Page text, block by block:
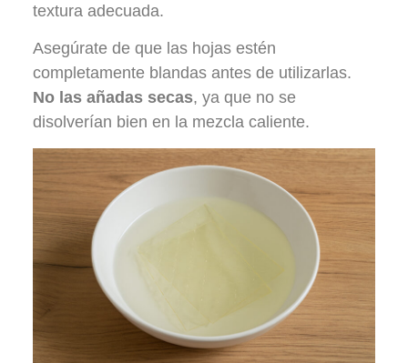
textura adecuada.
Asegúrate de que las hojas estén
completamente blandas antes de utilizarlas.
No las añadas secas, ya que no se
disolverían bien en la mezcla caliente.